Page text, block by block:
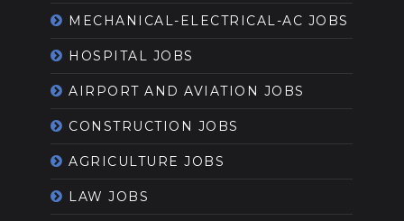
MECHANICAL-ELECTRICAL-AC JOBS
HOSPITAL JOBS
AIRPORT AND AVIATION JOBS
CONSTRUCTION JOBS
AGRICULTURE JOBS
LAW JOBS